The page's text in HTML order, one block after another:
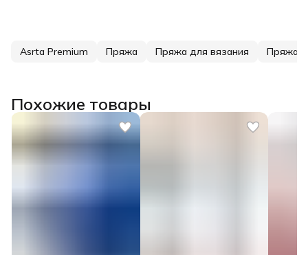
Asrta Premium Пряжа Пряжа для вязания Пряжа
Похожие товары